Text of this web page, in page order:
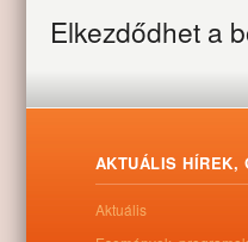
Nyitólap Hírek,
Elkezdődhet a
AKTUÁLIS HÍREK,
Aktuális